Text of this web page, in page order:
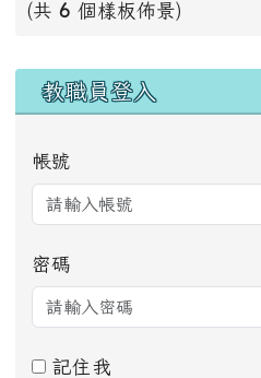
(共 6 個樣板佈景)
右邊區域內容
教職員登入
帳號
密碼
記住我